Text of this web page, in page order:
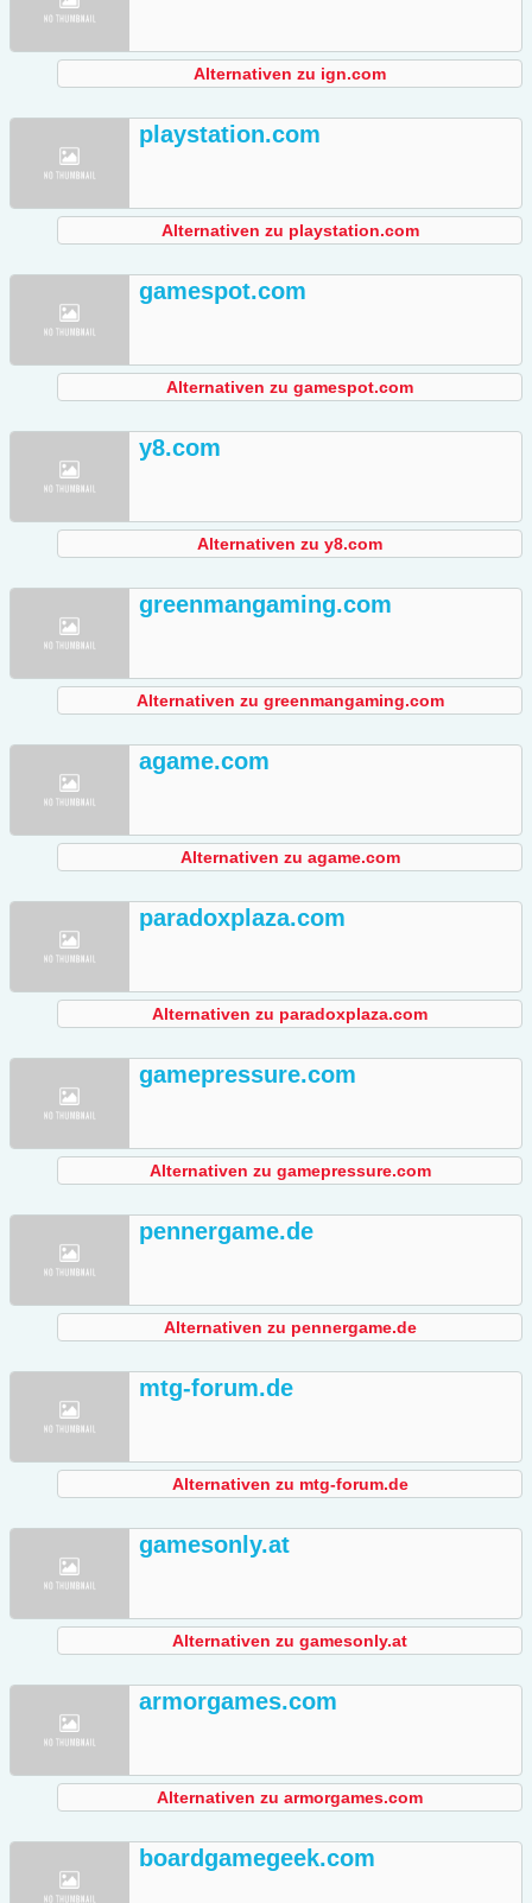
Alternativen zu ign.com
playstation.com
Alternativen zu playstation.com
gamespot.com
Alternativen zu gamespot.com
y8.com
Alternativen zu y8.com
greenmangaming.com
Alternativen zu greenmangaming.com
agame.com
Alternativen zu agame.com
paradoxplaza.com
Alternativen zu paradoxplaza.com
gamepressure.com
Alternativen zu gamepressure.com
pennergame.de
Alternativen zu pennergame.de
mtg-forum.de
Alternativen zu mtg-forum.de
gamesonly.at
Alternativen zu gamesonly.at
armorgames.com
Alternativen zu armorgames.com
boardgamegeek.com